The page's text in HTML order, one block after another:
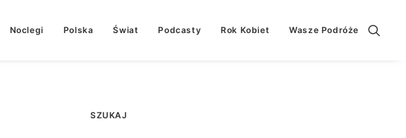
Noclegi Polska Świat Podcasty Rok Kobiet Wasze Podróże
SZUKAJ